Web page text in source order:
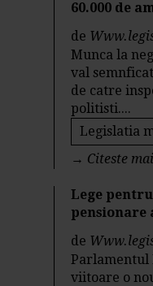
60.000 de
de
Munca la
val
de catre
politisti....
Legislatia
→ Citeste
Lege
pensionare
de
Parlamentul
viitoare o